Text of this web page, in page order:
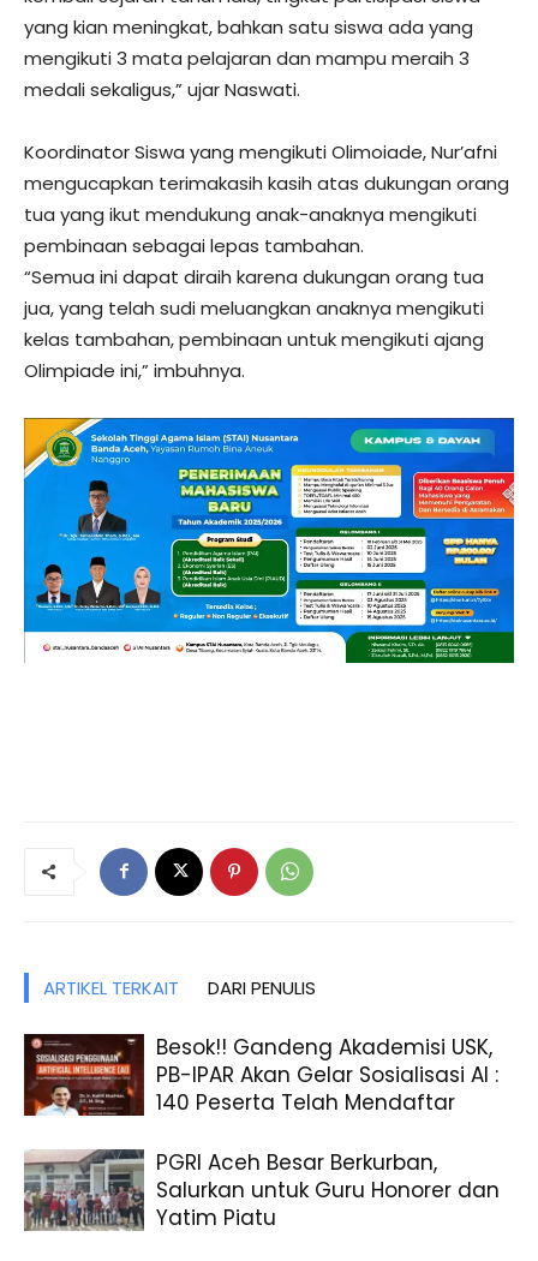
yang kian meningkat, bahkan satu siswa ada yang
mengikuti 3 mata pelajaran dan mampu meraih 3
medali sekaligus,” ujar Naswati.
Koordinator Siswa yang mengikuti Olimoiade, Nur’afni
mengucapkan terimakasih kasih atas dukungan orang
tua yang ikut mendukung anak-anaknya mengikuti
pembinaan sebagai lepas tambahan.
“Semua ini dapat diraih karena dukungan orang tua
jua, yang telah sudi meluangkan anaknya mengikuti
kelas tambahan, pembinaan untuk mengikuti ajang
Olimpiade ini,” imbuhnya.
ARTIKEL TERKAIT DARI PENULIS
Besok!! Gandeng Akademisi USK,
PB-IPAR Akan Gelar Sosialisasi AI :
140 Peserta Telah Mendaftar
PGRI Aceh Besar Berkurban,
Salurkan untuk Guru Honorer dan
Yatim Piatu